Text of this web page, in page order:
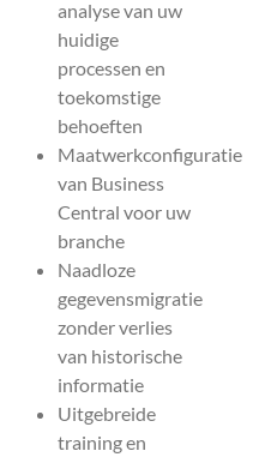
analyse van uw
huidige
processen en
toekomstige
behoeften
Maatwerkconfiguratie
van Business
Central voor uw
branche
Naadloze
gegevensmigratie
zonder verlies
van historische
informatie
Uitgebreide
training en